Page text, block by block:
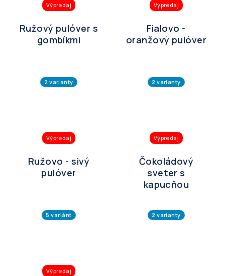
Výpredaj
Ružový pulóver s
gombíkmi
2 varianty
Výpredaj
Fialovo -
oranžový pulóver
2 varianty
Výpredaj
Ružovo - sivý
pulóver
5 variánt
Výpredaj
Čokoládový
sveter s
kapucňou
2 varianty
Výpredaj